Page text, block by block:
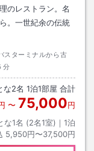
のレストラン。名
。一世紀余の伝統
スターミナルから古
分
な2名 1泊1部屋 合計
〜 75,000円
な1名 (2名1室)｜ 1泊
5,950円〜37,500円